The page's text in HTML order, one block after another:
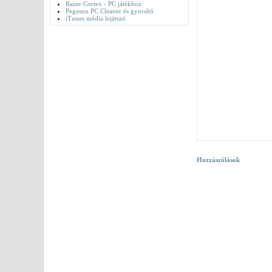
Razer Cortex - PC játékhoz
Pegasun PC Cleaner és gyorsító
iTunes média lejátszó
Hozzászólások